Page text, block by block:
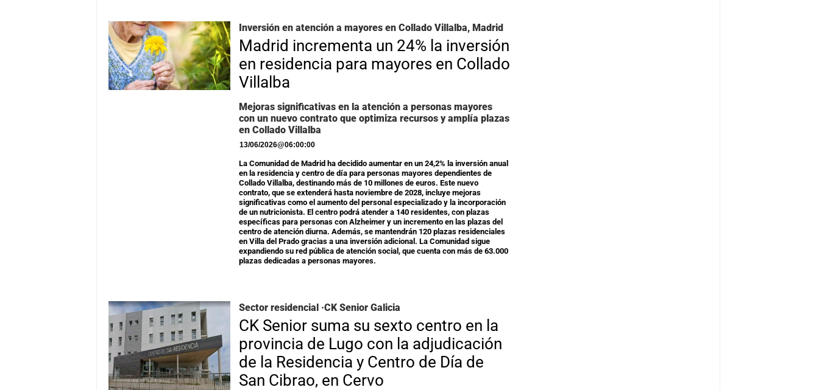
Inversión en atención a mayores en Collado Villalba, Madrid
Madrid incrementa un 24% la inversión
en residencia para mayores en Collado
Villalba
Mejoras significativas en la atención a personas mayores
con un nuevo contrato que optimiza recursos y amplía plazas
en Collado Villalba
13/06/2026@06:00:00
La Comunidad de Madrid ha decidido aumentar en un 24,2% la inversión anual
en la residencia y centro de día para personas mayores dependientes de
Collado Villalba, destinando más de 10 millones de euros. Este nuevo
contrato, que se extenderá hasta noviembre de 2028, incluye mejoras
significativas como el aumento del personal especializado y la incorporación
de un nutricionista. El centro podrá atender a 140 residentes, con plazas
específicas para personas con Alzheimer y un incremento en las plazas del
centro de atención diurna. Además, se mantendrán 120 plazas residenciales
en Villa del Prado gracias a una inversión adicional. La Comunidad sigue
expandiendo su red pública de atención social, que cuenta con más de 63.000
plazas dedicadas a personas mayores.
Sector residencial ·CK Senior Galicia
CK Senior suma su sexto centro en la
provincia de Lugo con la adjudicación
de la Residencia y Centro de Día de
San Cibrao, en Cervo